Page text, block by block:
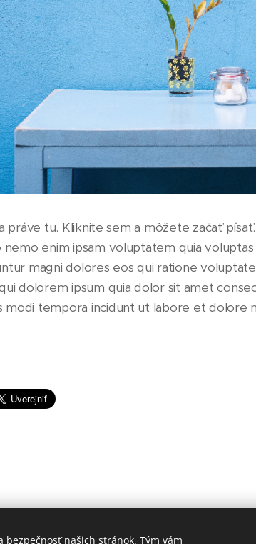
práve tu. Kliknite sem a môžete začať
nemo enim ipsam voluptatem quia
magni dolores eos qui ratione
dolorem ipsum quia dolor sit amet
modi tempora incidunt ut labore et dolore
bezpečnosť našich stránok. Tým vám